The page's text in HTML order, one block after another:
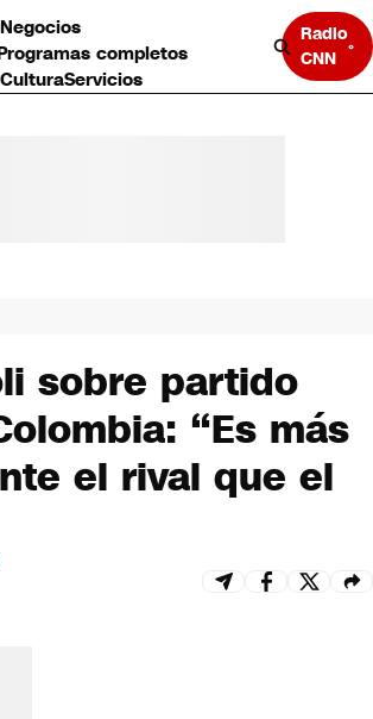
Negocios
completos
CulturaServicios
Radio
CNN
sobre partido
“Es más
el rival que el